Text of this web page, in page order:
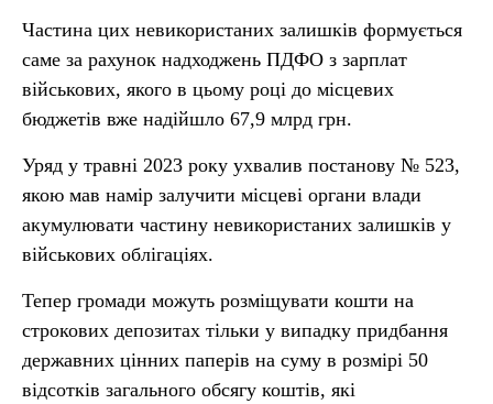
Частина цих невикористаних залишків формується
саме за рахунок надходжень ПДФО з зарплат
військових, якого в цьому році до місцевих
бюджетів вже надійшло 67,9 млрд грн.
Уряд у травні 2023 року ухвалив постанову № 523,
якою мав намір залучити місцеві органи влади
акумулювати частину невикористаних залишків у
військових облігаціях.
Тепер громади можуть розміщувати кошти на
строкових депозитах тільки у випадку придбання
державних цінних паперів на суму в розмірі 50
відсотків загального обсягу коштів, які